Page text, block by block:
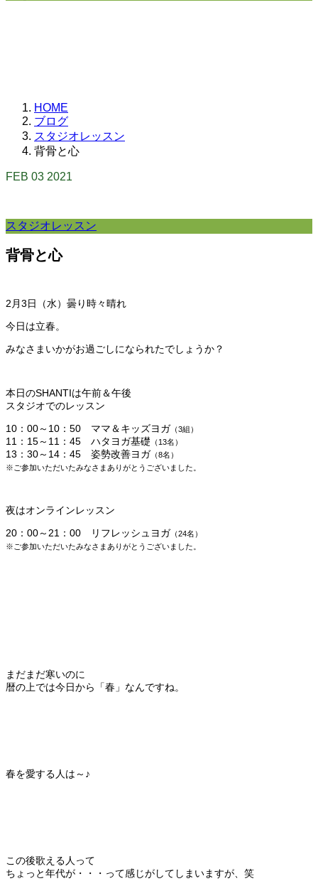
HOME
ブログ
スタジオレッスン
背骨と心
FEB 03 2021
スタジオレッスン
背骨と心
2月3日（水）曇り時々晴れ
今日は立春。
みなさまいかがお過ごしになられたでしょうか？
本日のSHANTIは午前＆午後
スタジオでのレッスン
10：00～10：50 ママ＆キッズヨガ （3組）
11：15～11：45 ハタヨガ基礎 （13名）
13：30～14：45 姿勢改善ヨガ （8名）
※ご参加いただいたみなさまありがとうございました。
夜はオンラインレッスン
20：00～21：00 リフレッシュヨガ （24名）
※ご参加いただいたみなさまありがとうございました。
まだまだ寒いのに
暦の上では今日から「春」なんですね。
春を愛する人は～♪
この後歌える人って
ちょっと年代が・・・って感じがしてしまいますが、笑